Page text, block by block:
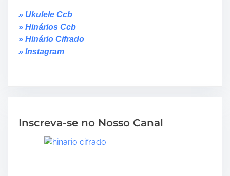
» Ukulele Ccb
» Hinários Ccb
» Hinário Cifrado
» Instagram
Inscreva-se no Nosso Canal